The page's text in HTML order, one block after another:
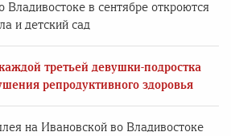
Владивостоке в сентябре откроются
и детский сад
третьей девушки-подростка
репродуктивного здоровья
на Ивановской во Владивостоке